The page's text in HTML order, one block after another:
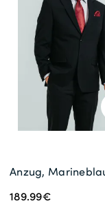
Anzug,
189.99€